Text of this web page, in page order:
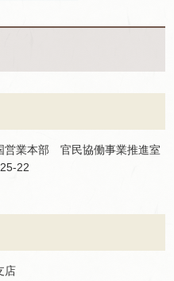
業本部 官民協働事業推進室
22
店